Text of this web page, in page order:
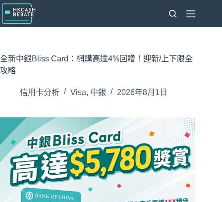
跳
至
主
內
容
全新中銀Bliss Card：網購高達4%回贈！迎新/上下限全
攻略
信用卡分析 Visa, 中銀 2026年8月1日